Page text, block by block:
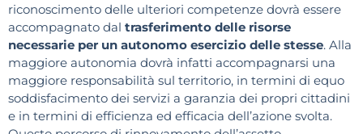
riconoscimento delle ulteriori competenze dovrà essere
accompagnato dal trasferimento delle risorse
necessarie per un autonomo esercizio delle stesse. Alla
maggiore autonomia dovrà infatti accompagnarsi una
maggiore responsabilità sul territorio, in termini di equo
soddisfacimento dei servizi a garanzia dei propri cittadini
e in termini di efficienza ed efficacia dell’azione svolta.